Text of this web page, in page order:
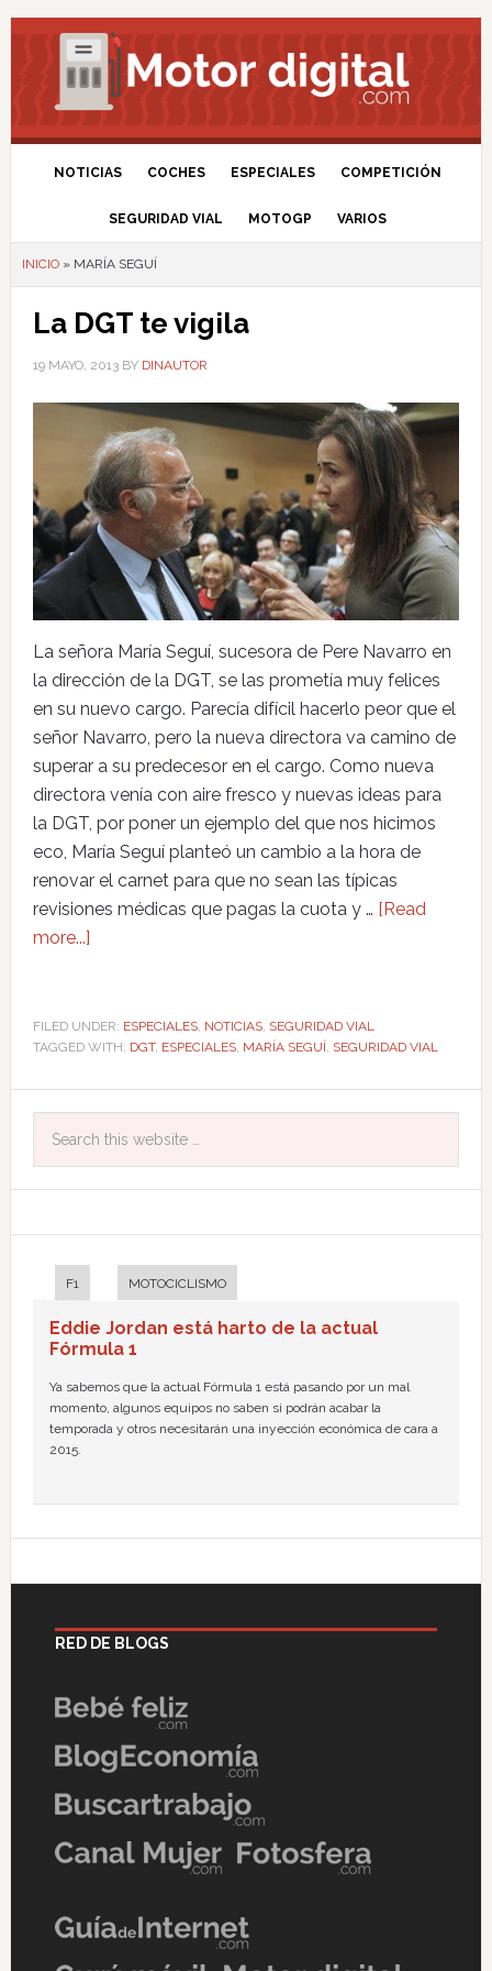
NOTICIAS COCHES ESPECIALES COMPETICIÓN
SEGURIDAD VIAL MOTOGP VARIOS
INICIO» MARÍA SEGUÍ
La DGT te vigila
19 MAYO, 2013BY DINAUTOR
La señora María Seguí, sucesora de Pere Navarro en
la dirección de la DGT, se las prometía muy felices
en su nuevo cargo. Parecía difícil hacerlo peor que el
señor Navarro, pero la nueva directora va camino de
superar a su predecesor en el cargo. Como nueva
directora venía con aire fresco y nuevas ideas para
la DGT, por poner un ejemplo del que nos hicimos
eco, María Seguí planteó un cambio a la hora de
renovar el carnet para que no sean las típicas
revisiones médicas que pagas la cuota y … [Read
more...]
FILED UNDER: ESPECIALES, NOTICIAS, SEGURIDAD VIAL
TAGGED WITH: DGT, ESPECIALES, MARÍA SEGUÍ, SEGURIDAD VIAL
F1 MOTOCICLISMO
Eddie Jordan está harto de la actual
Fórmula 1
Ya sabemos que la actual Fórmula 1 está pasando por un mal
momento, algunos equipos no saben si podrán acabar la
temporada y otros necesitarán una inyección económica de cara a
2015.
RED DE BLOGS